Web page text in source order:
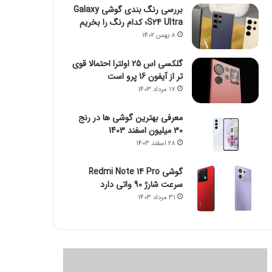
بررسی رنگ بندی گوشی Galaxy
S24 Ultra؛ کدام رنگ را بخریم
8 بهمن 1402
گلکسی اس 25 اولترا احتمالا قوی
تر از آیفون 16 پرو است
17 مرداد 1403
معرفی بهترین گوشی ها در رنج
۳۰ میلیون اسفند 1403
28 اسفند 1403
گوشی Redmi Note 14 Pro
سرعت شارژ 90 واتی دارد
31 مرداد 1403